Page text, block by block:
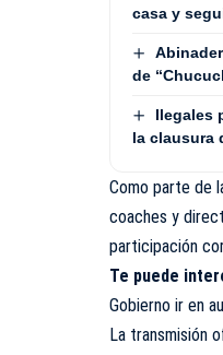
casa y
de
Ilegales
la clausura
Como parte de
coaches y
participación
Te puede
Gobierno ir en
La transmisión